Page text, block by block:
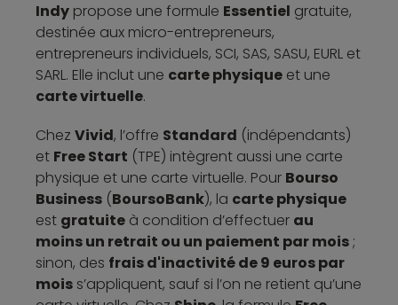
Indy propose une formule Essentiel gratuite,
destinée aux micro-entrepreneurs,
entrepreneurs individuels, SCI, SAS, SASU, EURL et
SARL. Elle inclut une carte physique et une
carte virtuelle.
Chez Vivid, l’offre Standard (indépendants)
et Free Start (TPE) intègrent aussi une carte
physique et une carte virtuelle. Pour Bourso
Business (BoursoBank), la carte physique
est gratuite à condition d’effectuer au
moins un retrait ou un paiement par mois;
sinon, des frais d'inactivité de 9 euros par
mois s’appliquent, sauf si l’on ne retient qu’une